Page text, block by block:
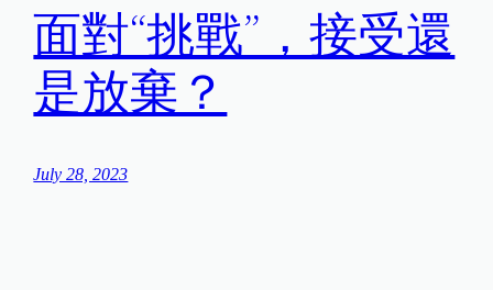
面對“挑戰”，接受還
是放棄？
July 28, 2023